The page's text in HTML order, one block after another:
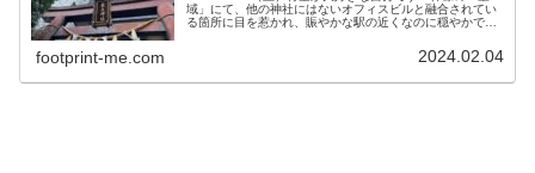
域」にて、他の神社にはないオフィスビルと融合されてい
る箇所に目を惹かれ、賑やかな駅の近くなのに穏やかで心
footprint-me.com 2024.02.04